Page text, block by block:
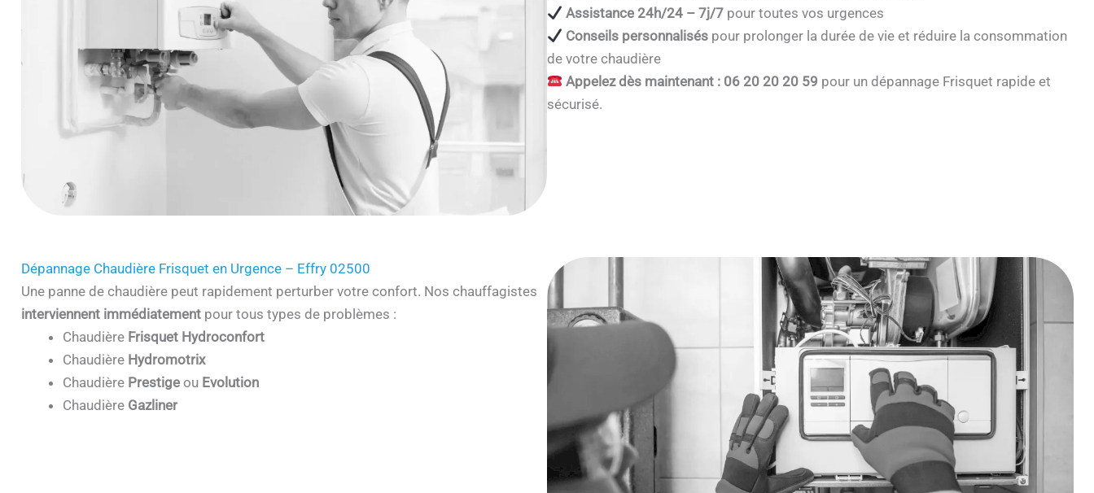
Assistance 24h/24 – 7j/7 pour toutes vos urgences
Conseils personnalisés pour prolonger la durée de vie et réduire la consommation
de votre chaudière
Appelez dès maintenant : 06 20 20 20 59 pour un dépannage Frisquet rapide et
sécurisé.
Dépannage Chaudière Frisquet en Urgence – Effry 02500
Une panne de chaudière peut rapidement perturber votre confort. Nos chauffagistes
interviennent immédiatementpour tous types de problèmes :
Chaudière Frisquet Hydroconfort
Chaudière Hydromotrix
Chaudière Prestigeou Evolution
Chaudière Gazliner